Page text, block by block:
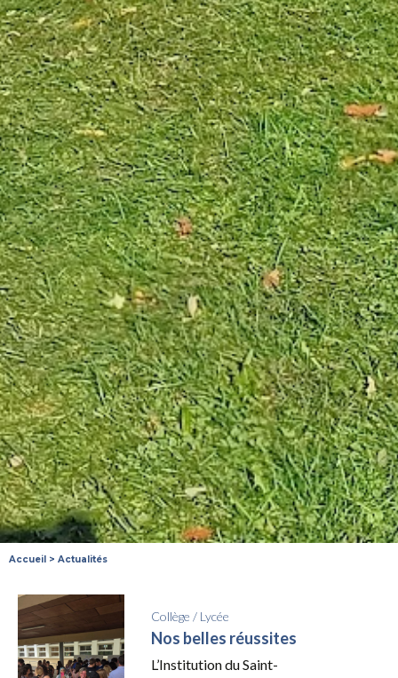
Accueil > Actualités
Collège / Lycée
Nos belles réussites
L’Institution du Saint-